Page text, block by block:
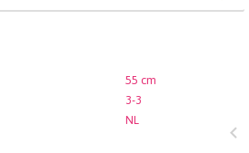
55 cm
3-3
NL